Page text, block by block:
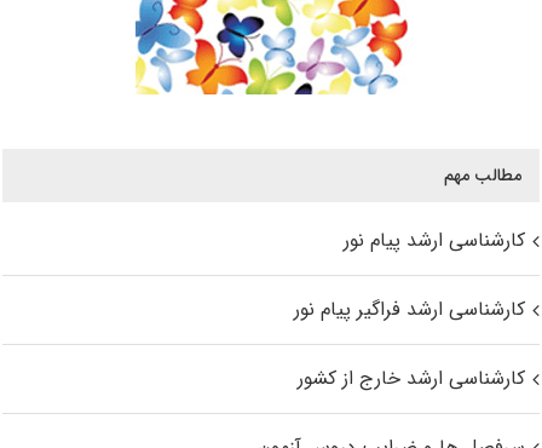
مطالب مهم
کارشناسی ارشد پیام نور
کارشناسی ارشد فراگیر پیام نور
کارشناسی ارشد خارج از کشور